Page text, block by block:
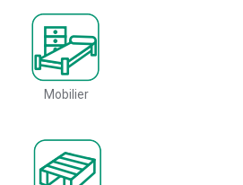
Mobilier